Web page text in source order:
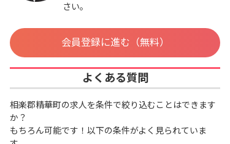
さい。
会員登録に進む（無料）
よくある質問
相楽郡精華町の求人を条件で絞り込むことはできます
か？
もちろん可能です！以下の条件がよく見られていま